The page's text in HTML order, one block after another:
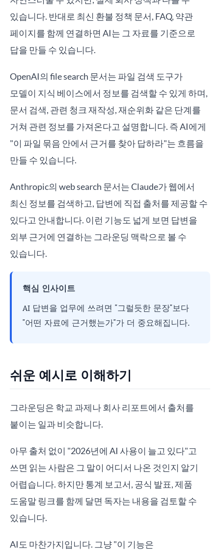
있습니다. 반대로 최신 환불 정책 문서, FAQ, 약관
페이지를 함께 연결하면 AI는 그 자료를 기준으로
답을 만들 수 있습니다.
OpenAI의 file search 문서는 파일 검색 도구가
모델이 지식 베이스에서 정보를 검색할 수 있게 하며,
문서 검색, 관련 청크 재작성, 재순위화 같은 단계를
거쳐 관련 정보를 가져온다고 설명합니다. 즉 AI에게
"이 파일 묶음 안에서 근거를 찾아 답하라"는 흐름을
만들 수 있습니다.
Anthropic의 web search 문서는 Claude가 웹에서
최신 정보를 검색하고, 답변에 직접 출처를 제공할 수
있다고 안내합니다. 이런 기능도 넓게 보면 답변을
외부 근거에 연결하는 그라운딩 맥락으로 볼 수
있습니다.
핵심 인사이트
AI 답변을 업무에 쓰려면 "그럴듯한 문장"보다
"어떤 자료에 근거했는가"가 더 중요해집니다.
쉬운 예시로 이해하기
그라운딩은 학교 과제나 회사 리포트에서 출처를
붙이는 일과 비슷합니다.
아무 출처 없이 "2026년에 AI 사용이 늘고 있다"고
쓰면 읽는 사람은 그 말이 어디서 나온 것인지 알기
어렵습니다. 하지만 통계 보고서, 공식 발표, 제품
도움말 링크를 함께 달면 독자는 내용을 검토할 수
있습니다.
AI도 마찬가지입니다. 그냥 "이 기능은